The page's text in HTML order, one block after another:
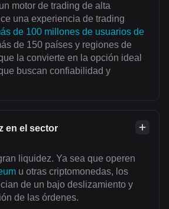
motor de trading de alta
una experiencia de trading
de 100 millones de usuarios de
de 150 países y regiones de
la convierte en la opción ideal
buscan confiabilidad y
en el sector
liquidez. Ya sea que operen
u otras criptomonedas, los
de un bajo deslizamiento y
de las órdenes.